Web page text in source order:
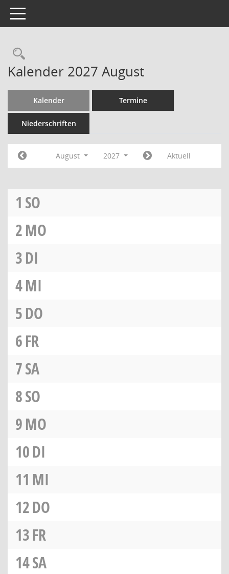
Toggle navigation
Kalender 2027 August
Kalender Termine
Niederschriften
August 2027 Aktuell
1 SO
2MO
3DI
4MI
5DO
6FR
7SA
8SO
9MO
10DI
11 MI
12DO
13FR
14SA